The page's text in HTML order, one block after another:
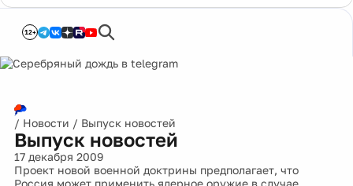
12+
/ Новости / Выпуск новостей
Выпуск новостей
17 декабря 2009
Проект новой военной доктрины предполагает, что